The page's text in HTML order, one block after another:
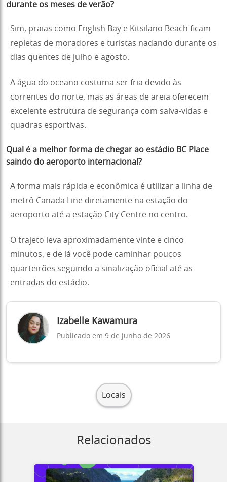
durante os meses de verão?
Sim, praias como English Bay e Kitsilano Beach ficam
repletas de moradores e turistas nadando durante os
dias quentes de julho e agosto.
A água do oceano costuma ser fria devido às
correntes do norte, mas as áreas de areia oferecem
excelente estrutura de segurança com salva-vidas e
quadras esportivas.
Qual é a melhor forma de chegar ao estádio BC Place
saindo do aeroporto internacional?
A forma mais rápida e econômica é utilizar a linha de
metrô Canada Line diretamente na estação do
aeroporto até a estação City Centre no centro.
O trajeto leva aproximadamente vinte e cinco
minutos, e de lá você pode caminhar poucos
quarteirões seguindo a sinalização oficial até as
entradas do estádio.
Izabelle Kawamura
Publicado em 9 de junho de 2026
Locais
Relacionados